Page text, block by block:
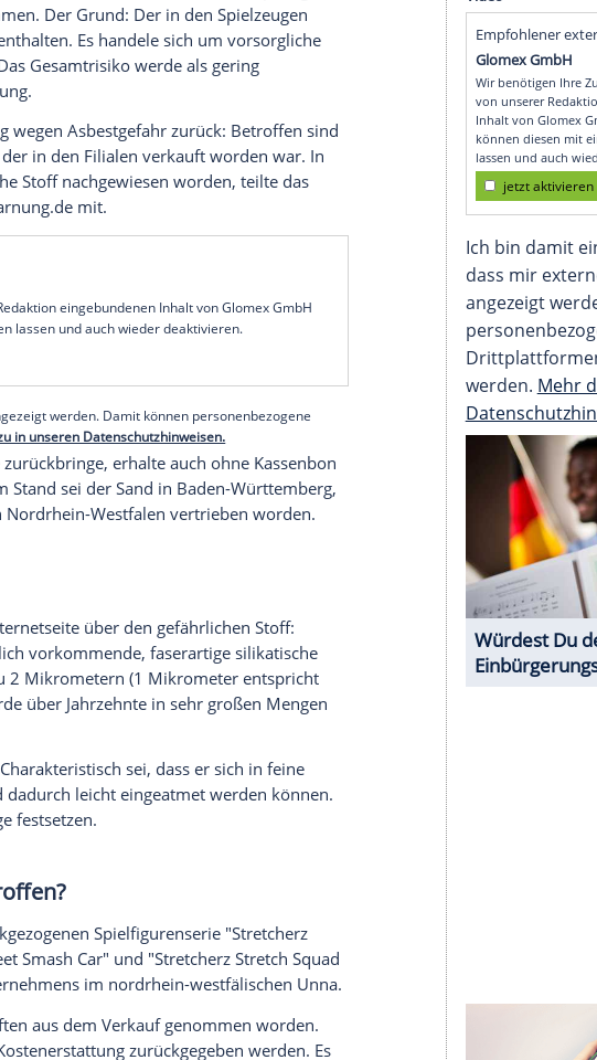
wegen möglicher Asbestspuren zurück. (Symbolbild)
oder Bastelsand zurück. Die Produkte
Asbest belastet sein. Was müssen Verbraucher
TK Maxx haben bundesweit Spielfiguren
genommen. Der Grund: Der in den Spielzeugen
Asbest enthalten. Es handele sich um vorsorgliche
Das Gesamtrisiko werde als gering
Mitteilung.
Spielzeug wegen Asbestgefahr zurück: Betroffen sind
der in den Filialen verkauft worden war. In
Stoff nachgewiesen worden, teilte das
mit.
unserer Redaktion eingebundenen Inhalt von Glomex GmbH
anzeigen lassen und auch wieder deaktivieren.
Inhalte angezeigt werden. Damit können personenbezogene
Mehr dazu in unseren Datenschutzhinweisen.
Filiale zurückbringe, erhalte auch ohne Kassenbon
Stand sei der Sand in Baden-Württemberg,
und in Nordrhein-Westfalen vertrieben worden.
Internetseite über den gefährlichen Stoff:
natürlich vorkommende, faserartige silikatische